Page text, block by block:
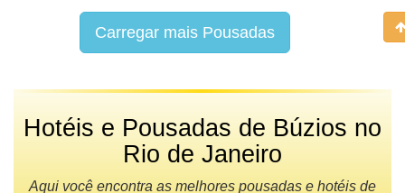
Carregar mais Pousadas
Hotéis e Pousadas de Búzios no
Rio de Janeiro
Aqui você encontra as melhores pousadas e hotéis de